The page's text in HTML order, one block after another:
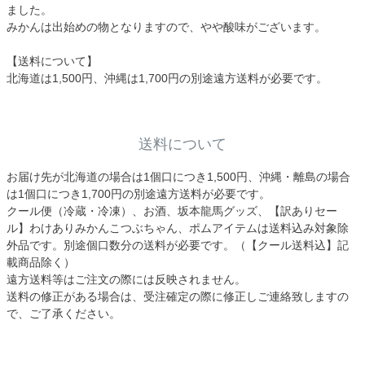
ました。
みかんは出始めの物となりますので、やや酸味がございます。
【送料について】
北海道は1,500円、沖縄は1,700円の別途遠方送料が必要です。
送料について
お届け先が北海道の場合は1個口につき1,500円、沖縄・離島の場合
は1個口につき1,700円の別途遠方送料が必要です。
クール便（冷蔵・冷凍）、お酒、坂本龍馬グッズ、【訳ありセー
ル】わけありみかんこつぶちゃん、ポムアイテムは送料込み対象除
外品です。別途個口数分の送料が必要です。（【クール送料込】記
載商品除く）
遠方送料等はご注文の際には反映されません。
送料の修正がある場合は、受注確定の際に修正しご連絡致しますの
で、ご了承ください。